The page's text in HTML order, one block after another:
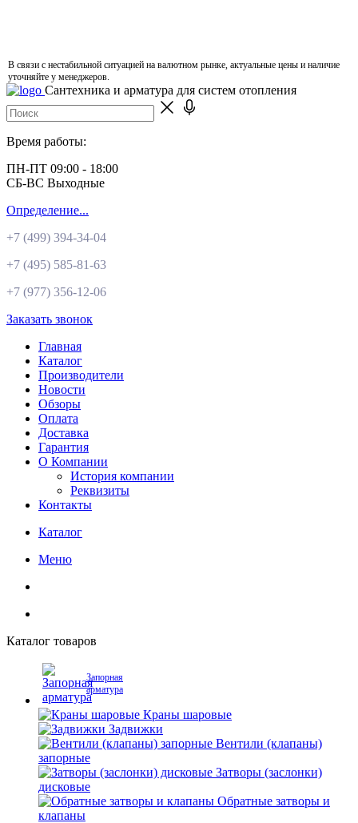
В связи с нестабильной ситуацией на валютном рынке, актуальные цены и наличие
уточняйте у менеджеров.
Сантехника и арматура для систем отопления
Время работы:
ПН-ПТ 09:00 - 18:00
СБ-ВС Выходные
Определение...
+7 (499) 394-34-04
+7 (495) 585-81-63
+7 (977) 356-12-06
Заказать звонок
Главная
Каталог
Производители
Новости
Обзоры
Оплата
Доставка
Гарантия
О Компании
История компании
Реквизиты
Контакты
Каталог
Меню
Каталог товаров
Запорная
арматура
Краны шаровые
Задвижки
Вентили (клапаны)
запорные
Затворы (заслонки)
дисковые
Обратные затворы и
клапаны